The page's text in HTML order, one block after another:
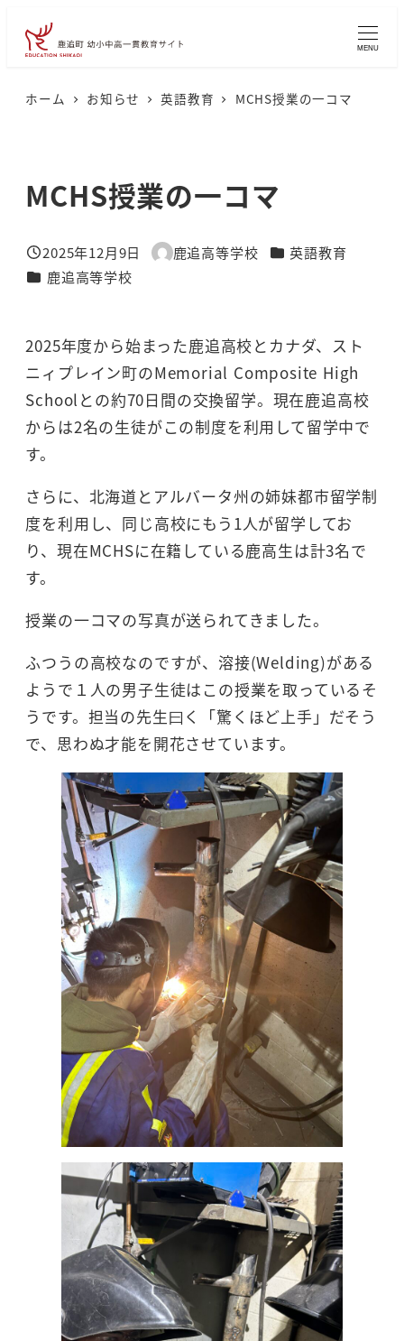
MENU
ホーム お知らせ 英語教育 MCHS授業の一コマ
MCHS授業の一コマ
投稿日
2025年12月9日
著
鹿追高等学校 カテゴリー
英語教育
カテゴリー
鹿追高等学校
2025年度から始まった鹿追高校とカナダ、スト
ニィプレイン町のMemorial Composite High
Schoolとの約70日間の交換留学。現在鹿追高校
からは2名の生徒がこの制度を利用して留学中で
す。
さらに、北海道とアルバータ州の姉妹都市留学制
度を利用し、同じ高校にもう1人が留学してお
り、現在MCHSに在籍している鹿高生は計3名で
す。
授業の一コマの写真が送られてきました。
ふつうの高校なのですが、溶接(Welding)がある
ようで１人の男子生徒はこの授業を取っているそ
うです。担当の先生曰く「驚くほど上手」だそう
で、思わぬ才能を開花させています。